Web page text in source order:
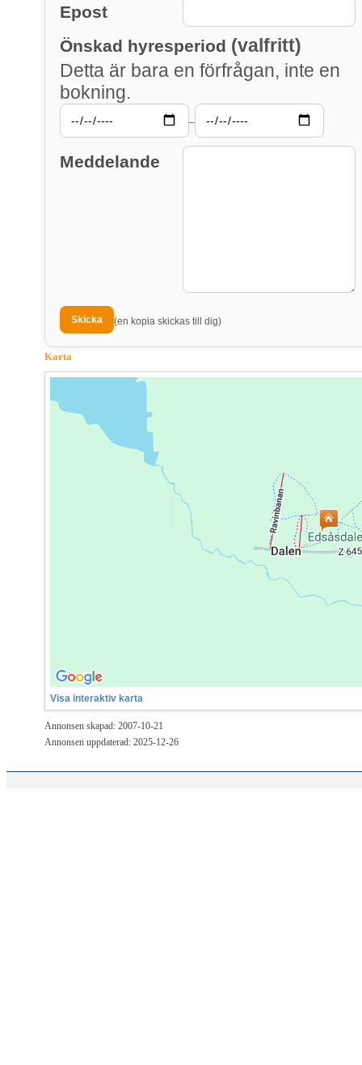
Epost
Önskad hyresperiod (valfritt)
Detta är bara en förfrågan, inte en
bokning.
–
Meddelande
(en kopia skickas till dig)
Karta
Visa interaktiv karta
Annonsen skapad: 2007-10-21
Annonsen uppdaterad: 2025-12-26